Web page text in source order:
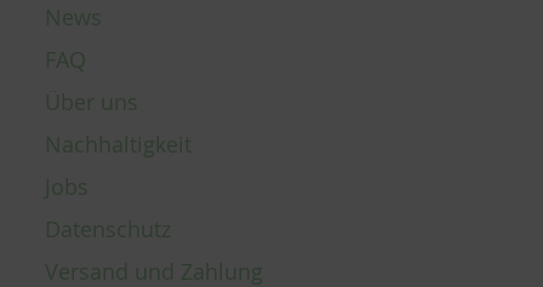
News
FAQ
Über uns
Nachhaltigkeit
Jobs
Datenschutz
Versand und Zahlung